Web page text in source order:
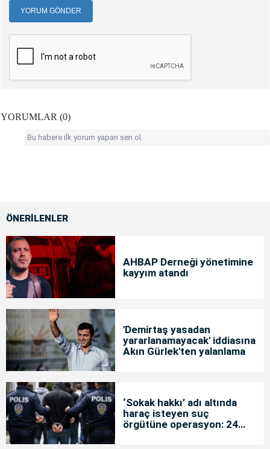
YORUM GÖNDER
YORUMLAR (0)
Bu habere ilk yorum yapan sen ol.
ÖNERİLENLER
AHBAP Derneği yönetimine
kayyım atandı
'Demirtaş yasadan
yararlanamayacak' iddiasına
Akın Gürlek'ten yalanlama
‘Sokak hakkı’ adı altında
haraç isteyen suç
örgütüne operasyon: 24